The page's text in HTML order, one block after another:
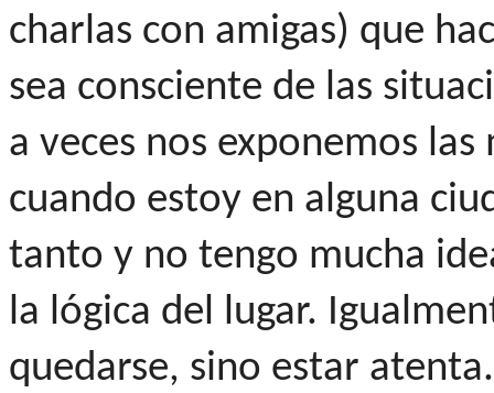
charlas con amigas) que
sea consciente de las
a veces nos exponemos
cuando estoy en alguna
tanto y no tengo mucha
la lógica del lugar.
quedarse, sino estar atenta.